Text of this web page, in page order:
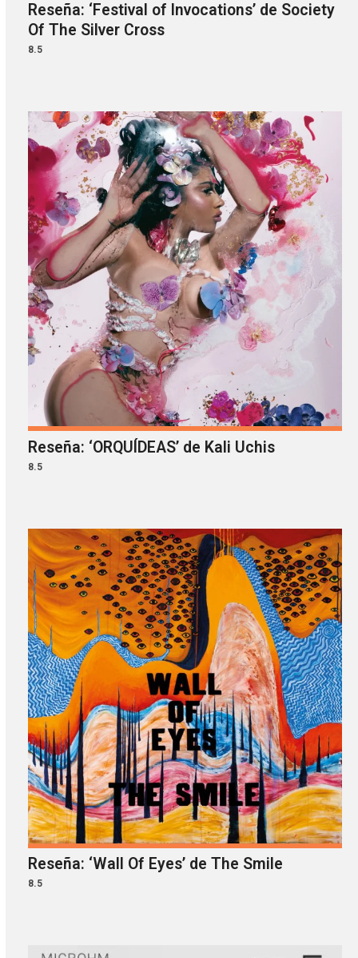
Reseña: ‘Festival of Invocations’ de Society
Of The Silver Cross
8.5
Reseña: ‘ORQUÍDEAS’ de Kali Uchis
8.5
Reseña: ‘Wall Of Eyes’ de The Smile
8.5